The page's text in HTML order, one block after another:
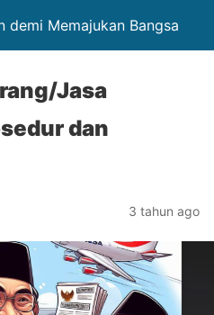
demi Memajukan Bangsa
Jasa
dan
3 tahun ago